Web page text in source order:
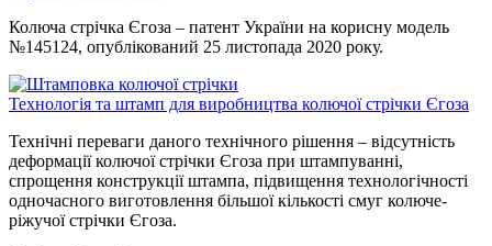
Колюча стрічка Єгоза – патент України на корисну модель
№145124, опублікований 25 листопада 2020 року.
Технологія та штамп для виробництва колючої стрічки Єгоза
Технічні переваги даного технічного рішення – відсутність
деформації колючої стрічки Єгоза при штампуванні,
спрощення конструкції штампа, підвищення технологічності
одночасного виготовлення більшої кількості смуг колюче-
ріжучої стрічки Єгоза.